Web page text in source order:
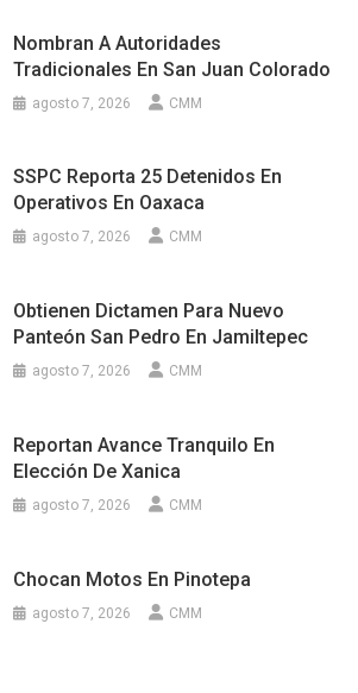
Nombran A Autoridades
Tradicionales En San Juan Colorado
agosto 7, 2026 CMM
SSPC Reporta 25 Detenidos En
Operativos En Oaxaca
agosto 7, 2026 CMM
Obtienen Dictamen Para Nuevo
Panteón San Pedro En Jamiltepec
agosto 7, 2026 CMM
Reportan Avance Tranquilo En
Elección De Xanica
agosto 7, 2026 CMM
Chocan Motos En Pinotepa
agosto 7, 2026 CMM